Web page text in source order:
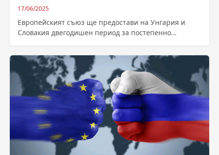
17/06/2025
Европейският съюз ще предостави на Унгария и
Словакия двегодишен период за постепенно